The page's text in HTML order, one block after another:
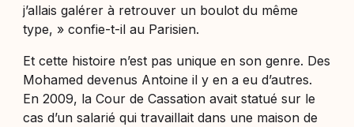
j’allais galérer à retrouver un boulot du même
type, » confie-t-il au Parisien.
Et cette histoire n’est pas unique en son genre. Des
Mohamed devenus Antoine il y en a eu d’autres.
En 2009, la Cour de Cassation avait statué sur le
cas d’un salarié qui travaillait dans une maison de